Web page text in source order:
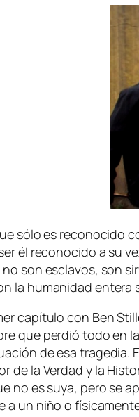
só­lo es re­co­no­ci­do
él re­co­no­ci­do a su
son es­cla­vos, son
la hu­ma­ni­dad en­te­ra
ca­pí­tu­lo con Ben
que per­dió to­do en
de esa
de la Verdad y la
no es su­ya, pe­ro se
un ni­ño o